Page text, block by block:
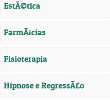
EstÃ©tica
FarmÃ¡cias
Fisioterapia
Hipnose e RegressÃ£o